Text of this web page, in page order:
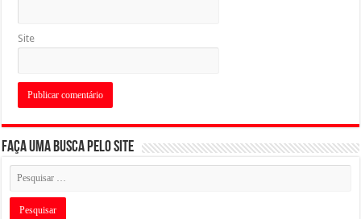
Site
Faça uma busca pelo Site